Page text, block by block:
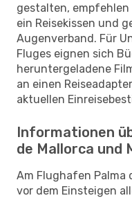
gestalten, empfehlen
ein Reisekissen und
Augenverband. Für
Fluges eignen sich
heruntergeladene
an einen
aktuellen
Informationen
de Mallorca und
Am Flughafen Palma
vor dem Einsteigen